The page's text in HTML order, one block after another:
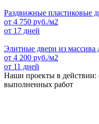
Раздвижные пластиковые
от 4 750 руб./м2
от 17 дней
Элитные двери из массива
от 4 200 руб./м2
от 11 дней
Наши проекты в действии:
выполненных работ